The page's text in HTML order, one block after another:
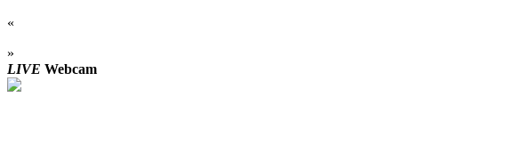
«
»
LIVE Webcam